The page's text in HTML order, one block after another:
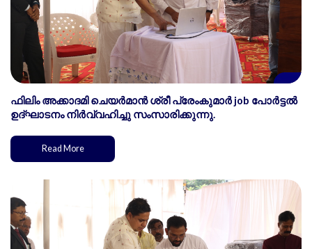
ഫിലിം അക്കാദമി ചെയർമാൻ ശ്രീ പ്രേംകുമാർ job പോർട്ടൽ
ഉദ്ഘാടനം നിർവ്വഹിച്ചു സംസാരിക്കുന്നു.
Read More